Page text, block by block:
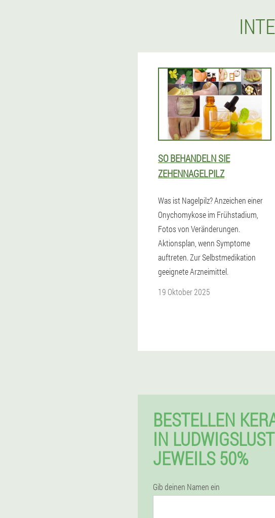
SO BEHANDELN SIE
ZEHENNAGELPILZ
Was ist Nagelpilz? Anzeichen einer
Onychomykose im Frühstadium,
Fotos von Veränderungen.
Aktionsplan, wenn Symptome
auftreten. Zur Selbstmedikation
geeignete Arzneimittel.
19 Oktober 2025
BESTELLEN
IN LUDWIGSLUST
JEWEILS 50%
Gib deinen Namen ein